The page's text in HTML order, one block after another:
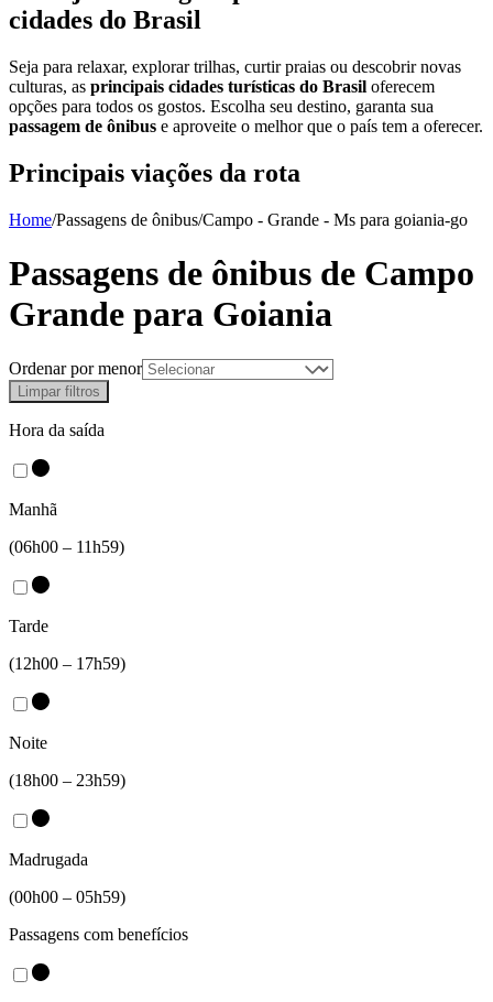
cidades do Brasil
Seja para relaxar, explorar trilhas, curtir praias ou descobrir novas
culturas, as principais cidades turísticas do Brasil oferecem
opções para todos os gostos. Escolha seu destino, garanta sua
passagem de ônibus e aproveite o melhor que o país tem a oferecer.
Principais viações da rota
Home/Passagens de ônibus/Campo - Grande - Ms para goiania-go
Passagens de ônibus de Campo
Grande para Goiania
Ordenar por menor
Limpar filtros
Hora da saída
Manhã
(06h00 – 11h59)
Tarde
(12h00 – 17h59)
Noite
(18h00 – 23h59)
Madrugada
(00h00 – 05h59)
Passagens com benefícios